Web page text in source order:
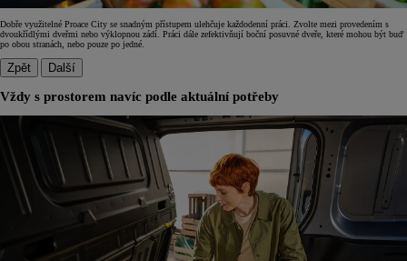
Dobře využitelné Proace City se snadným přístupem ulehčuje každodenní práci. Zvolte mezi provedením s
dvoukřídlými dveřmi nebo výklopnou zádí. Práci dále zefektivňují boční posuvné dveře, které mohou být buď
po obou stranách, nebo pouze po jedné.
Zpět Další
Vždy s prostorem navíc podle aktuální potřeby